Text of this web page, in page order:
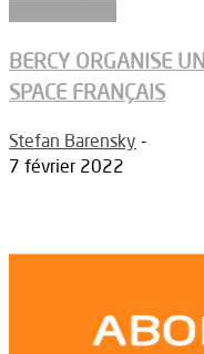
BERCY ORGANISE
SPACE FRANÇAIS
Stefan Barensky -
7 février 2022